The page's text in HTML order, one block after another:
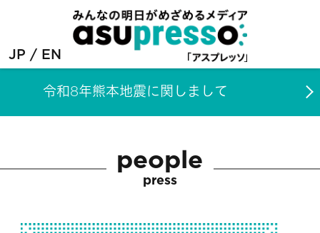
JP EN
令和8年熊本地震に関しまして
people
press